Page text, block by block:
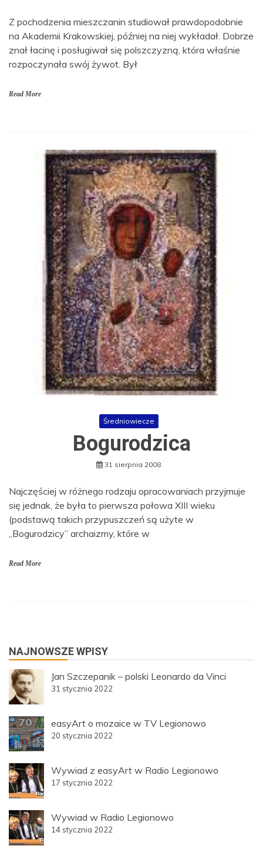
Z pochodzenia mieszczanin studiował prawdopodobnie
na Akademii Krakowskiej, później na niej wykładał. Dobrze
znał łacinę i posługiwał się polszczyzną, która właśnie
rozpoczynała swój żywot. Był
Read More
Średniowiecze
Bogurodzica
31 sierpnia 2008
Najczęściej w różnego rodzaju opracowaniach przyjmuje
się jednak, że była to pierwsza połowa XIII wieku
(podstawą takich przypuszczeń są użyte w
„Bogurodzicy” archaizmy, które w
Read More
NAJNOWSZE WPISY
Jan Szczepanik – polski Leonardo da Vinci
31 stycznia 2022
easyArt o mozaice w TV Legionowo
20 stycznia 2022
Wywiad z easyArt w Radio Legionowo
17 stycznia 2022
Wywiad w Radio Legionowo
14 stycznia 2022